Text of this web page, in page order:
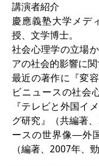
Digital
Japan
講演者紹介
慶應義塾大学メデ
授、文学博士。
社会心理学の立場
アの社会的影響に関
最近の著作に『変
ビニュースの社会
『テレビと外国イ
グ研究』（共編著
ースの世界像―外
（編著、2007年、